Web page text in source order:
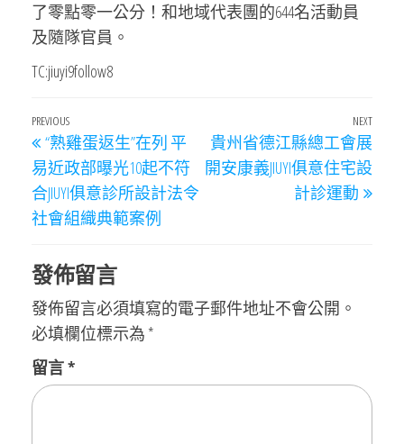
了零點零一公分！和地域代表團的644名活動員
及隨隊官員。
TC:jiuyi9follow8
文
章
導
覽
Previous
Post
PREVIOUS
“熟雞蛋返生”在列 平
易近政部曝光10起不符
合JIUYI俱意診所設計法令
社會組織典範案例
Next
NEXT
貴州省德江縣總工會展
開安康義JIUYI俱意住宅設
計診運動
發佈留言
發佈留言必須填寫的電子郵件地址不會公開。
必填欄位標示為 *
留言*